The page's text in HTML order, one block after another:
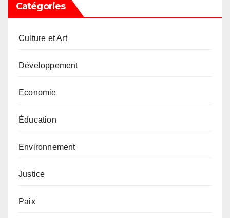
Catégories
Culture et Art
Développement
Economie
Éducation
Environnement
Justice
Paix